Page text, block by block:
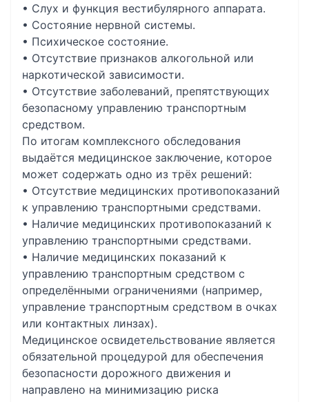
• Слух и функция вестибулярного аппарата.
• Состояние нервной системы.
• Психическое состояние.
• Отсутствие признаков алкогольной или
наркотической зависимости.
• Отсутствие заболеваний, препятствующих
безопасному управлению транспортным
средством.
По итогам комплексного обследования
выдаётся медицинское заключение, которое
может содержать одно из трёх решений:
• Отсутствие медицинских противопоказаний
к управлению транспортными средствами.
• Наличие медицинских противопоказаний к
управлению транспортными средствами.
• Наличие медицинских показаний к
управлению транспортным средством с
определёнными ограничениями (например,
управление транспортным средством в очках
или контактных линзах).
Медицинское освидетельствование является
обязательной процедурой для обеспечения
безопасности дорожного движения и
направлено на минимизацию риска